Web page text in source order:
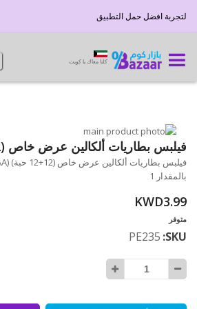
لتجربة افضل حمل التطبيق
كلنا معاك يا كويت
انتقل
إلى
النهاية
معرض
الصور
تخطي
بداية
معرض
الصور
فيلبس بطاريات ألكالين عرض خاص (12+12 حبة) (AA)
بالمقدار 1
KWD3.99
متوفر
SKU
PE235